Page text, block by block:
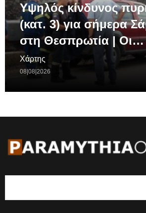
Υψηλός κίνδυνος
(κατ. 3) για σήμερα
στη Θεσπρωτία | Οι…
Χάρτης
08|08|2026